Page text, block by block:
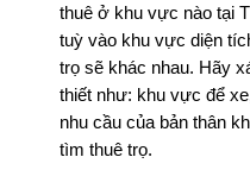
thuê ở khu vực nào tại
tuỳ vào khu vực diện
trọ sẽ khác nhau. Hãy
thiết như: khu vực để
nhu cầu của bản thân
tìm thuê trọ.